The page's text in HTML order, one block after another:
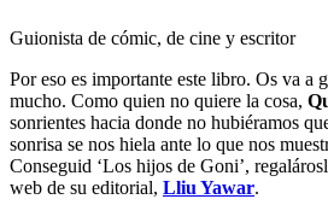
Guionista de cómic, de cine y escritor
Por eso es importante este libro. Os va a
mucho. Como quien no quiere la cosa,
sonrientes hacia donde no hubiéramos
sonrisa se nos hiela ante lo que nos
Conseguid ‘Los hijos de Goni’,
web de su editorial, Lliu Yawar.